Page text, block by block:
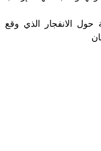
حول الانفجار الذي وقع